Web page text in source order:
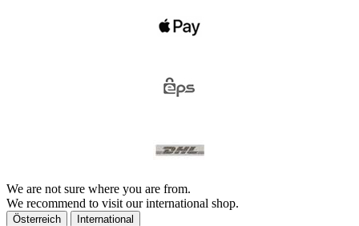
We are not sure where you are from.
We recommend to visit our international shop.
Österreich International